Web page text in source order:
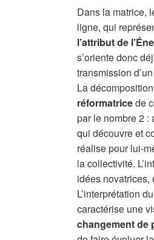
Dans la matrice,
ligne, qui
l’attribut de
s’oriente donc
transmission
La
réformatricede
par le nombre 2 :
qui découvre et
réalise pour lui-
la collectivité.
idées
L’interprétation
caractérise une
changement de